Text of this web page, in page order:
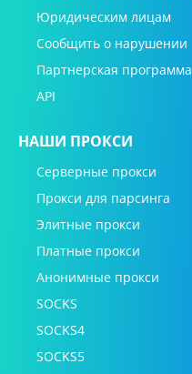
Юридическим лицам
Сообщить о нарушении
Партнерская программа
API
НАШИ ПРОКСИ
Серверные прокси
Прокси для парсинга
Элитные прокси
Платные прокси
Анонимные прокси
SOCKS
SOCKS4
SOCKS5